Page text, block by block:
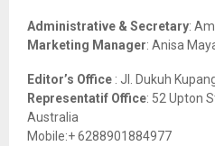
Administrative & Secretary:
Marketing Manager: Anisa
Editor’s Office : Jl. Dukuh
Representatif Office: 52 Upton
Australia
Mobile:+ 6288901884977